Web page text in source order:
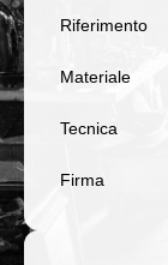
Riferimento
Materiale
Tecnica
Firma